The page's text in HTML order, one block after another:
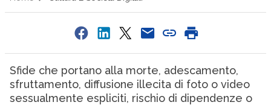
Sfide che portano alla morte, adescamento,
sfruttamento, diffusione illecita di foto o video
sessualmente espliciti, rischio di dipendenze o